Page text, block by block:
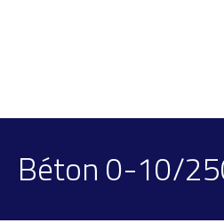
Béton 0-10/